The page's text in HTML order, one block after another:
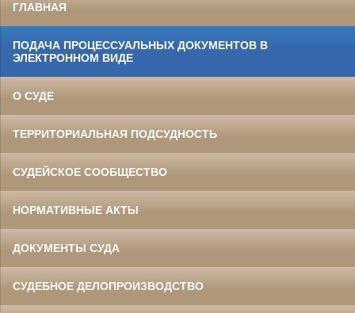
ГЛАВНАЯ
ПОДАЧА ПРОЦЕССУАЛЬНЫХ ДОКУМЕНТОВ В
ЭЛЕКТРОННОМ ВИДЕ
О СУДЕ
ТЕРРИТОРИАЛЬНАЯ ПОДСУДНОСТЬ
СУДЕЙСКОЕ СООБЩЕСТВО
НОРМАТИВНЫЕ АКТЫ
ДОКУМЕНТЫ СУДА
СУДЕБНОЕ ДЕЛОПРОИЗВОДСТВО